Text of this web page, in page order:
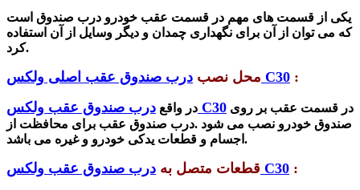
یکی از قسمت های مهم در قسمت عقب خودرو درب صندوق است
که می توان از آن برای نگهداری چمدان و دیگر وسایل از آن استفاده
کرد.
محل نصب درب صندوق عقب اصلی ولکس C30 :
در واقع درب صندوق عقب ولکس C30
صندوق خودرو نصب می شود .درب صندوق عقب برای محافظت از
اجسام و قطعات یدکی خودرو و غیره می باشد.
قطعات متصل به درب صندوق عقب ولکس C30 :